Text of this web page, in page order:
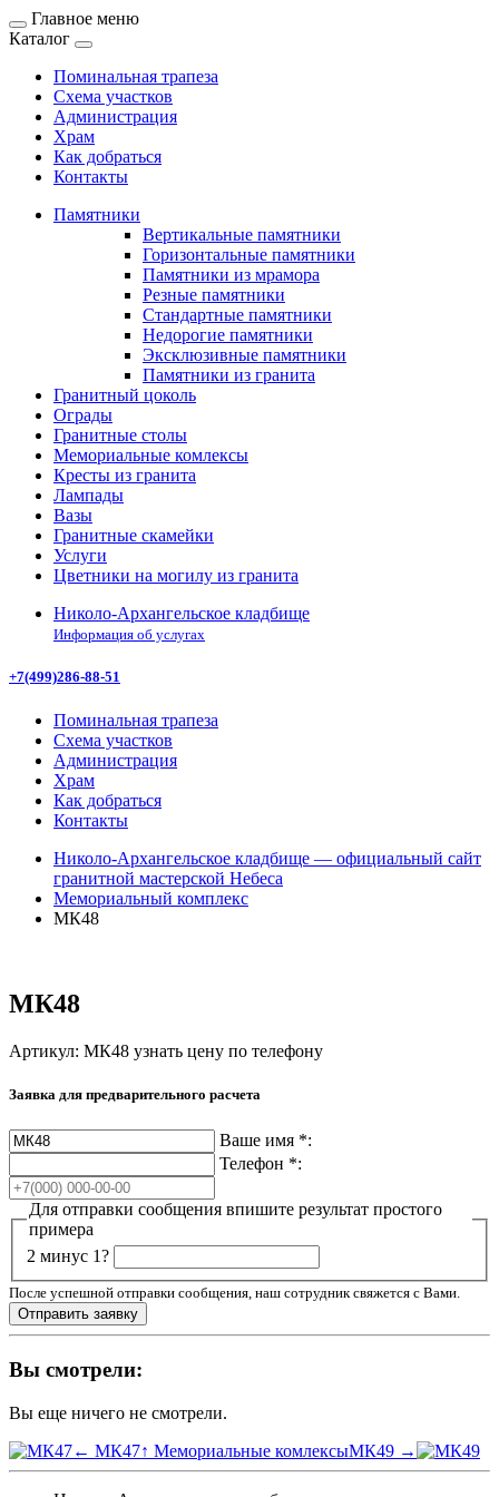
Главное меню
Каталог
Поминальная трапеза
Схема участков
Администрация
Храм
Как добраться
Контакты
Памятники
Вертикальные памятники
Горизонтальные памятники
Памятники из мрамора
Резные памятники
Стандартные памятники
Недорогие памятники
Эксклюзивные памятники
Памятники из гранита
Гранитный цоколь
Ограды
Гранитные столы
Мемориальные комлексы
Кресты из гранита
Лампады
Вазы
Гранитные скамейки
Услуги
Цветники на могилу из гранита
Николо-Архангельское кладбище
Информация об услугах
+7(499)286-88-51
Поминальная трапеза
Схема участков
Администрация
Храм
Как добраться
Контакты
Николо-Архангельское кладбище — официальный сайт
гранитной мастерской Небеса
Мемориальный комплекс
МК48
МК48
Артикул: МК48 узнать цену по телефону
Заявка для предварительного расчета
Ваше имя *:
Телефон *:
Для отправки сообщения впишите результат простого
примера
2 минус 1?
После успешной отправки сообщения, наш сотрудник свяжется с Вами.
Вы смотрели:
Вы еще ничего не смотрели.
← МК47↑ Мемориальные комлексыМК49 →